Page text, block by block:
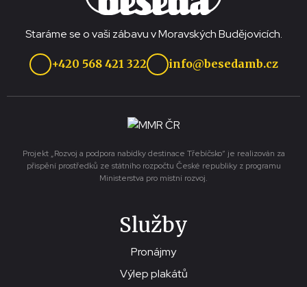
Staráme se o vaši zábavu v Moravských Budějovicích.
+420 568 421 322 info@besedamb.cz
Projekt „Rozvoj a podpora nabídky destinace Třebíčsko“ je realizován za
přispění prostředků ze státního rozpočtu České republiky z programu
Ministerstva pro místní rozvoj.
Služby
Pronájmy
Výlep plakátů